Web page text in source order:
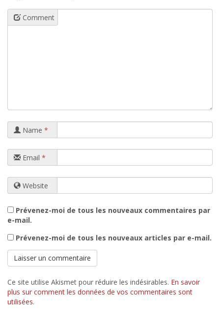
Comment
Name *
Email *
Website
Prévenez-moi de tous les nouveaux commentaires par
e-mail.
Prévenez-moi de tous les nouveaux articles par e-mail.
Ce site utilise Akismet pour réduire les indésirables. En savoir
plus sur comment les données de vos commentaires sont
utilisées.